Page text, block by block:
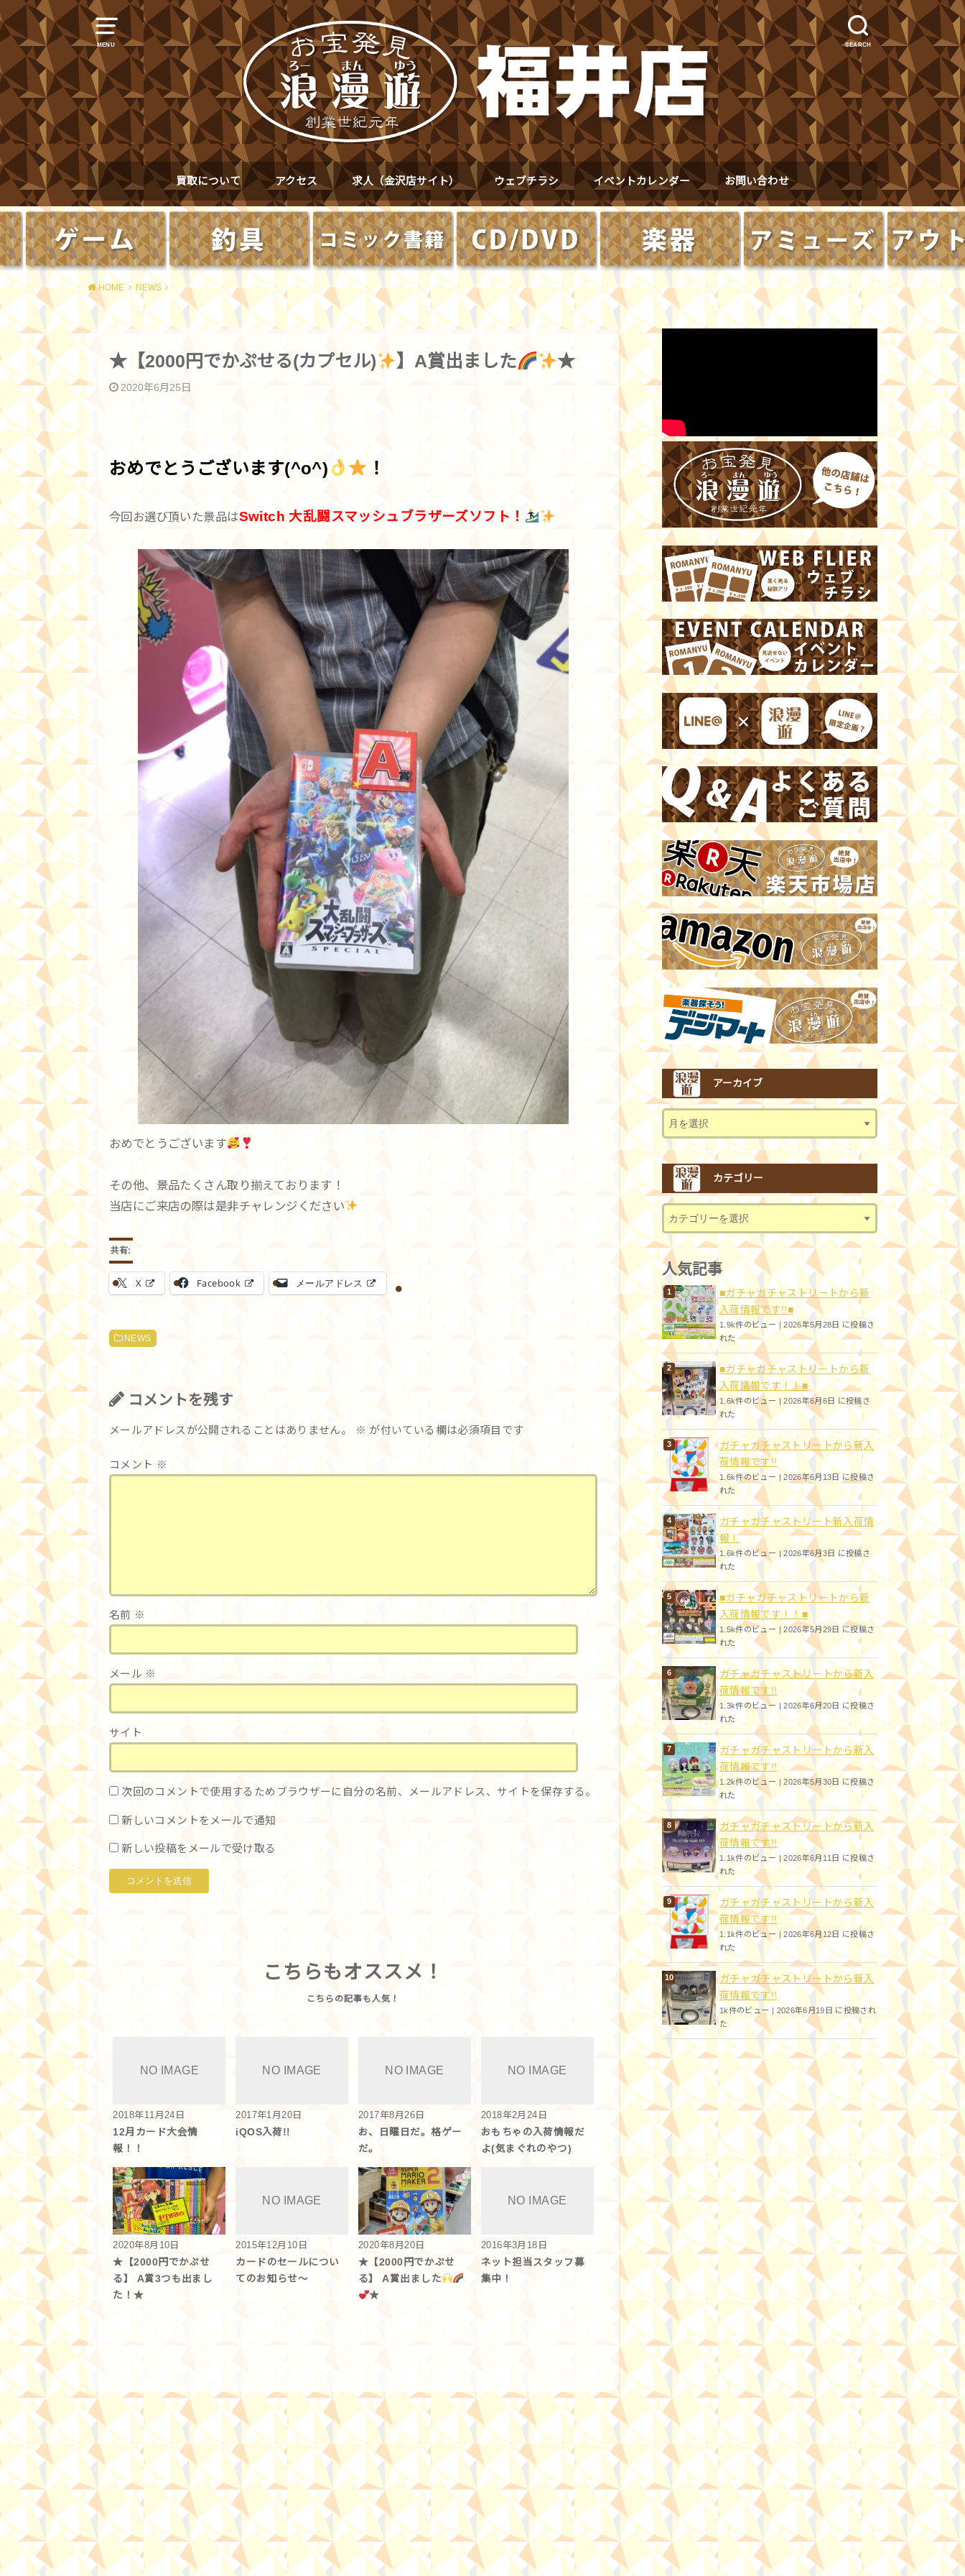
MENU SEARCH
買取について アクセス 求人（金沢店サイト） ウェブチラシ イベントカレンダー お問い合わせ
HOME NEWS
★【2000円でかぷせる(カプセル) 】A賞出ました ★
2020年6月25日
おめでとうございます(^o^) ！
今回お選び頂いた景品はSwitch 大乱闘スマッシュブラザーズソフト！
おめでとうございます
その他、景品たくさん取り揃えております！
当店にご来店の際は是非チャレンジください
共有:
X Facebook メールアドレス
NEWS
コメントを残す
メールアドレスが公開されることはありません。 ※ が付いている欄は必須項目です
コメント ※
名前 ※
メール ※
サイト
次回のコメントで使用するためブラウザーに自分の名前、メールアドレス、サイトを保存する。
新しいコメントをメールで通知
新しい投稿をメールで受け取る
こちらもオススメ！
2018年11月24日
12月カード大会情
報！！
2017年1月20日
iQOS入荷!!
2017年8月26日
お、日曜日だ。格ゲー
だ。
2018年2月24日
おもちゃの入荷情報だ
よ(気まぐれのやつ)
2020年8月10日
★【2000円でかぷせ
る】 A賞3つも出まし
た！★
2015年12月10日
カードのセールについ
てのお知らせ～
2020年8月20日
★【2000円でかぷせ
る】 A賞出ました
★
2016年3月18日
ネット担当スタッフ募
集中！
アーカイブ
カテゴリー
人気記事
■ガチャガチャストリートから新
入荷情報です!!■
1.9k件のビュー|2026年5月28日 に投稿さ
れた
■ガチャガチャストリートから新
入荷情報です！！■
1.6k件のビュー |2026年6月6日 に投稿さ
れた
ガチャガチャストリートから新入
荷情報です!!
1.6k件のビュー|2026年6月13日 に投稿さ
れた
ガチャガチャストリート新入荷情
報！
1.6k件のビュー |2026年6月3日 に投稿さ
れた
■ガチャガチャストリートから新
入荷情報です！！■
1.5k件のビュー |2026年5月29日 に投稿さ
れた
ガチャガチャストリートから新入
荷情報です!!
1.3k件のビュー|2026年6月20日 に投稿さ
れた
ガチャガチャストリートから新入
荷情報です!!
1.2k件のビュー |2026年5月30日 に投稿さ
れた
ガチャガチャストリートから新入
荷情報です!!
1.1k件のビュー|2026年6月11日 に投稿さ
れた
ガチャガチャストリートから新入
荷情報です!!
1.1k件のビュー |2026年6月12日 に投稿さ
れた
ガチャガチャストリートから新入
荷情報です!!
1k件のビュー |2026年6月19日 に投稿され
た